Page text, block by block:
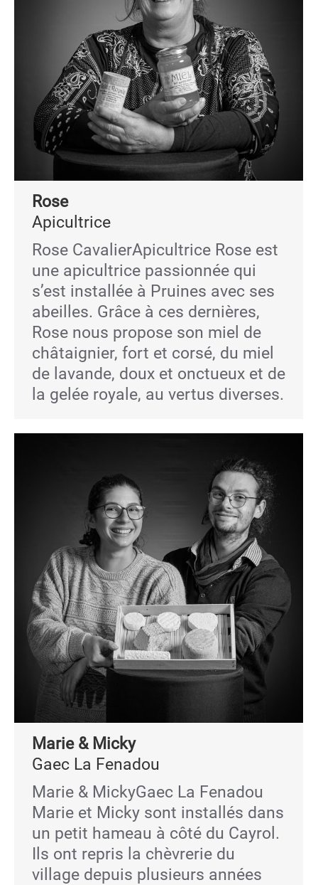
Rose
Apicultrice
Rose CavalierApicultrice Rose est
une apicultrice passionnée qui
s’est installée à Pruines avec ses
abeilles. Grâce à ces dernières,
Rose nous propose son miel de
châtaignier, fort et corsé, du miel
de lavande, doux et onctueux et de
la gelée royale, au vertus diverses.
Marie & Micky
Gaec La Fenadou
Marie & MickyGaec La Fenadou
Marie et Micky sont installés dans
un petit hameau à côté du Cayrol.
Ils ont repris la chèvrerie du
village depuis plusieurs années